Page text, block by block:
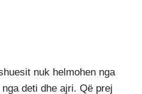
nuk helmohen nga
deti dhe ajri. Që prej